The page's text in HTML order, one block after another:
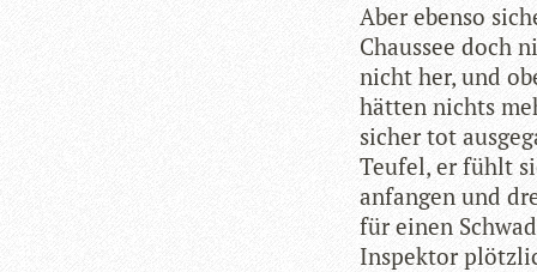
Aber ebenso
Chaus­see doch
nicht her, und
hät­ten nichts
sicher tot
Teu­fel, er fühlt
anfan­gen und
für einen
Inspek­tor